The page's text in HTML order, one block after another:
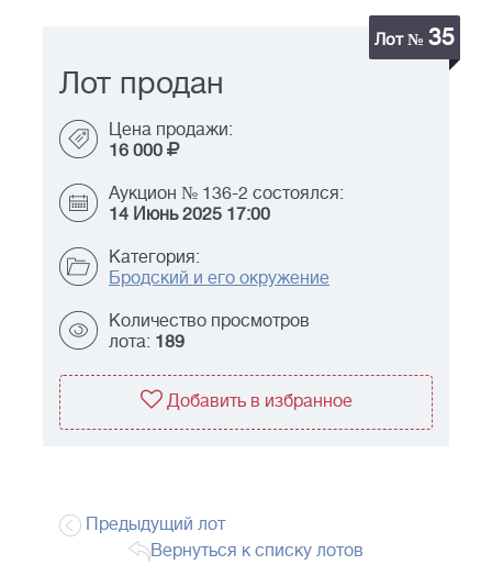
Лот № 35
Лот продан
Цена продажи:
16 000
Аукцион № 136-2 состоялся:
14 Июнь 2025 17:00
Категория:
Бродский и его окружение
Количество просмотров
лота: 189
Добавить в избранное
Предыдущий лот
Вернуться к списку лотов